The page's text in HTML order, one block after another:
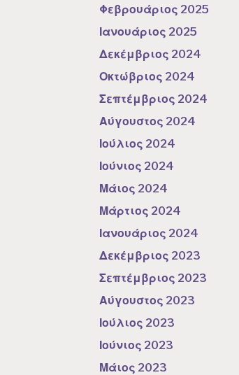
Φεβρουάριος 2025
Ιανουάριος 2025
Δεκέμβριος 2024
Οκτώβριος 2024
Σεπτέμβριος 2024
Αύγουστος 2024
Ιούλιος 2024
Ιούνιος 2024
Μάιος 2024
Μάρτιος 2024
Ιανουάριος 2024
Δεκέμβριος 2023
Σεπτέμβριος 2023
Αύγουστος 2023
Ιούλιος 2023
Ιούνιος 2023
Μάιος 2023